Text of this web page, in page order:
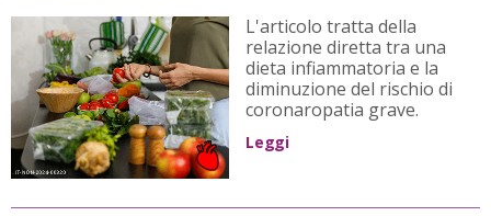
L'articolo tratta della
relazione diretta tra una
dieta infiammatoria e la
diminuzione del rischio di
coronaropatia grave.
Leggi